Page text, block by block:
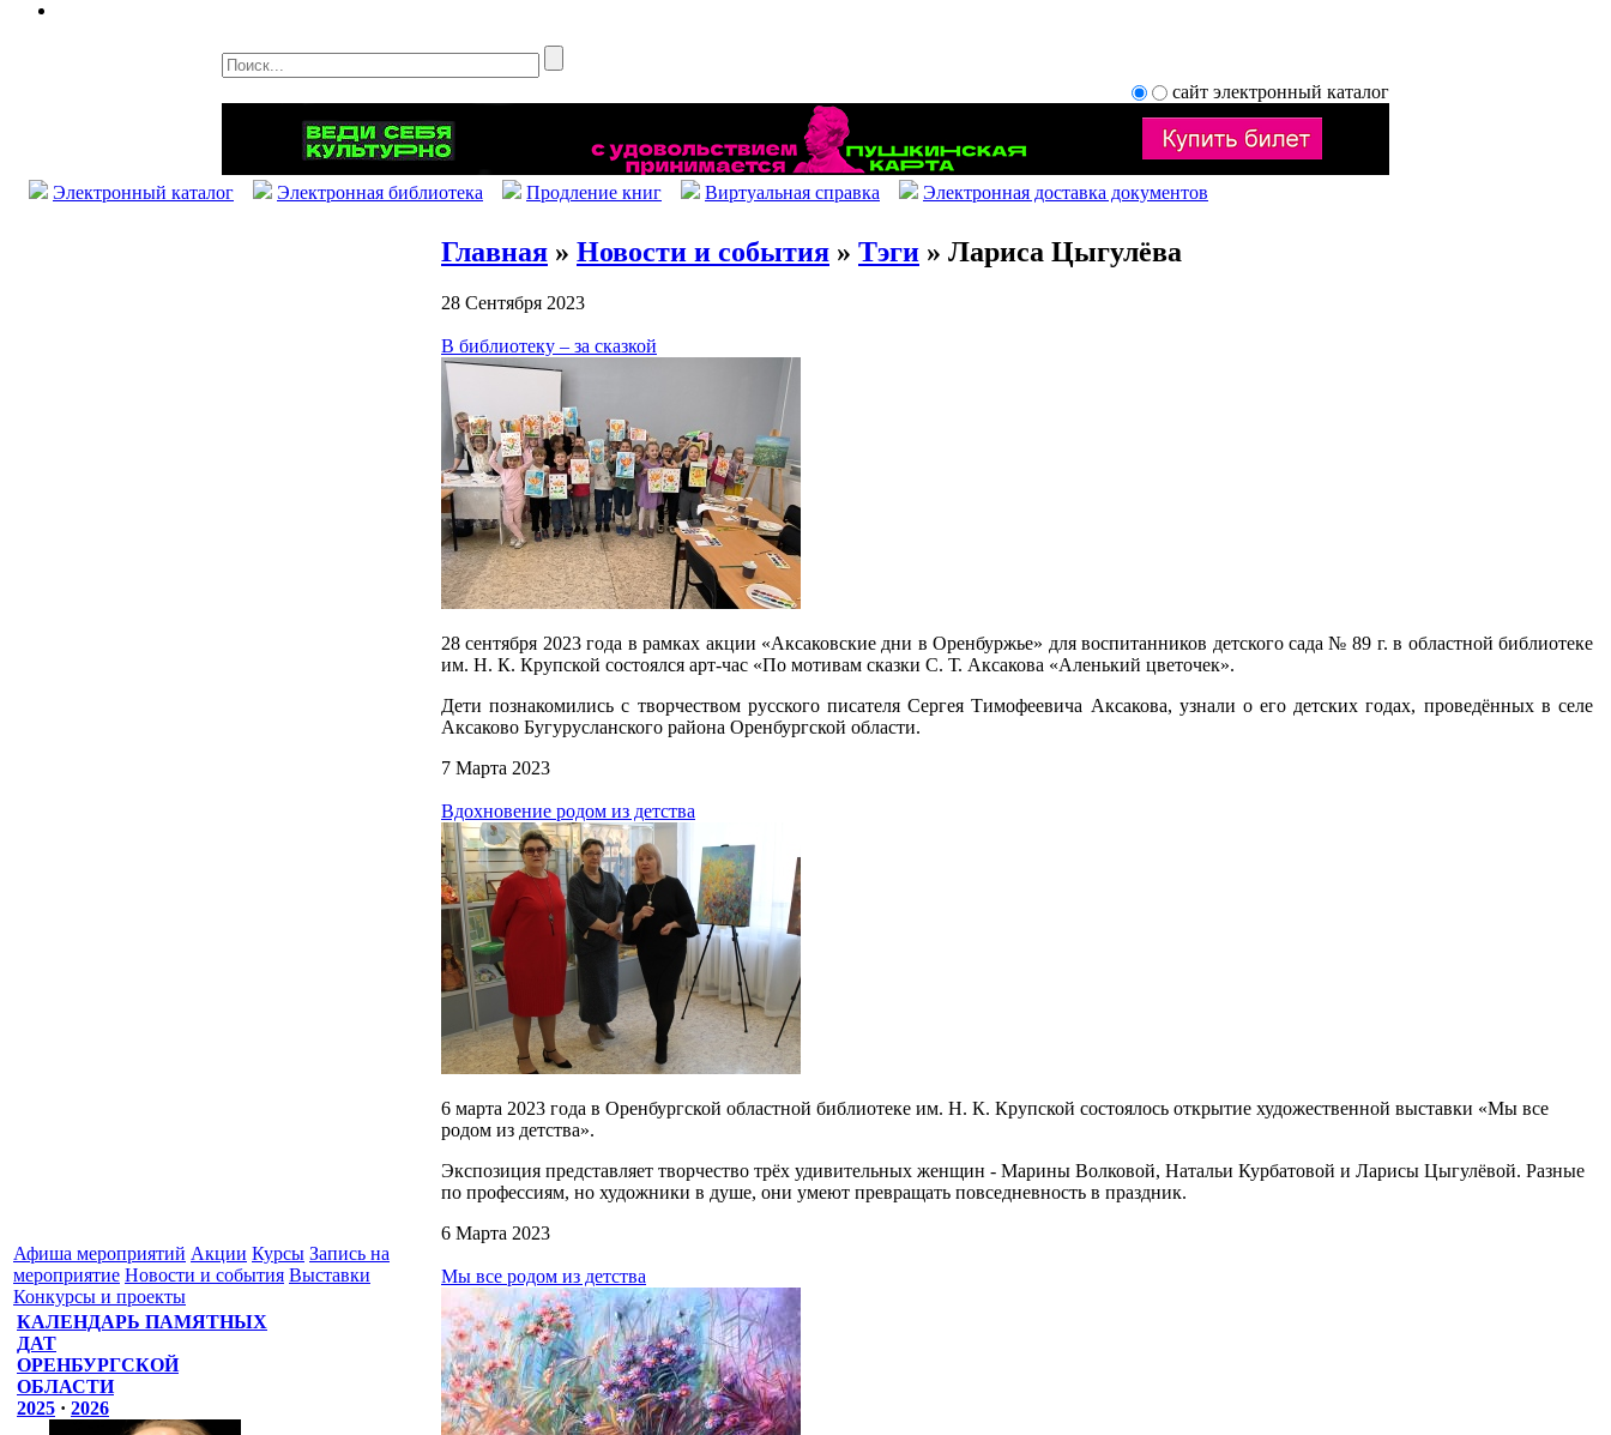
сайт электронный каталог
Электронный каталог Электронная библиотека Продление книг Виртуальная справка Электронная доставка документов
Афиша мероприятий Акции Курсы Запись на
мероприятие Новости и события Выставки
Конкурсы и проекты
КАЛЕНДАРЬ ПАМЯТНЫХ
ДАТ
ОРЕНБУРГСКОЙ
ОБЛАСТИ
2025 · 2026
Главная » Новости и события » Тэги » Лариса Цыгулёва
28 Сентября 2023
В библиотеку – за сказкой
28 сентября 2023 года в рамках акции «Аксаковские дни в Оренбуржье» для воспитанников детского сада № 89 г. в областной библиотеке
им. Н. К. Крупской состоялся арт-час «По мотивам сказки С. Т. Аксакова «Аленький цветочек».
Дети познакомились с творчеством русского писателя Сергея Тимофеевича Аксакова, узнали о его детских годах, проведённых в селе
Аксаково Бугурусланского района Оренбургской области.
7 Марта 2023
Вдохновение родом из детства
6 марта 2023 года в Оренбургской областной библиотеке им. Н. К. Крупской состоялось открытие художественной выставки «Мы все
родом из детства».
Экспозиция представляет творчество трёх удивительных женщин - Марины Волковой, Натальи Курбатовой и Ларисы Цыгулёвой. Разные
по профессиям, но художники в душе, они умеют превращать повседневность в праздник.
6 Марта 2023
Мы все родом из детства